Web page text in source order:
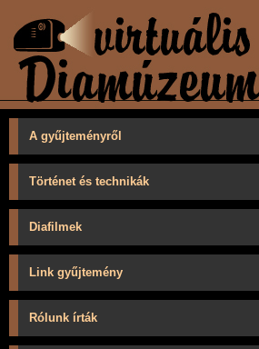
A gyűjteményről
Történet és technikák
Diafilmek
Link gyűjtemény
Rólunk írták